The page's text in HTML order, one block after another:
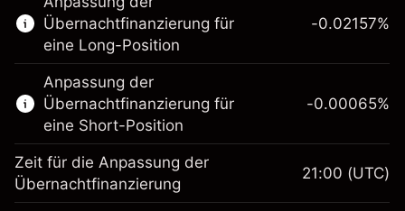
Trading zur Verfügung.
Erfahren Sie mehr über:
CFDs
Übernachtfinanzierung für
eine Long-Position
Margin. Ihre Investition
$1,000.00
-0.02157%
Anpassung der
Übernachtfinanzierung für
eine Short-Position
-0.00065%
Zeit für die Anpassung der
Übernachtfinanzierung
21:00 (UTC)